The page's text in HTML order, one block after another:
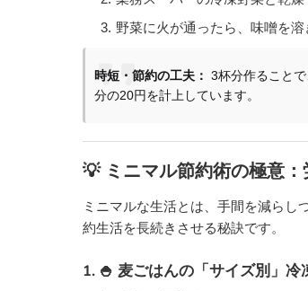
野菜に火が通ったら、味噌を溶
時短・節約の工夫： 3杯分作ること
分の20円を計上しています。
💡 ミニマル節約術の極意
ミニマルな生活とは、手間を減らし
約生活を長続きさせる秘訣です。
1. 🍚 麦ごはんの「サイズ別」冷